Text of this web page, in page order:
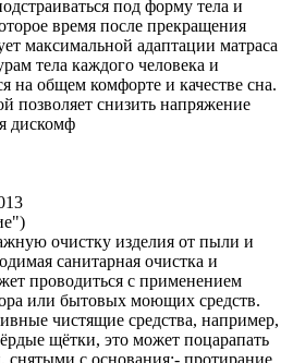
под форму тела и
время после прекращения
максимальной адаптации матраса
тела каждого человека и
на общем комфорте и качестве сна.
позволяет снизить напряжение
дискомф
очистку изделия от пыли и
санитарная очистка и
проводиться с применением
или бытовых моющих средств.
чистящие средства, например,
щётки, это может поцарапать